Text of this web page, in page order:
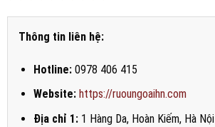
Thông tin liên hệ:
Hotline:0978 406 415
Website: https://ruoungoaihn.com
Địa chỉ 1:1 Hàng Da, Hoàn Kiếm, Hà Nội